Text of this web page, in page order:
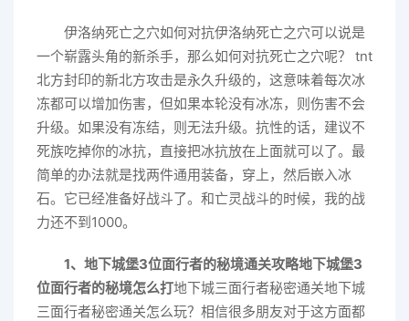
伊洛纳死亡之穴如何对抗伊洛纳死亡之穴可以说是
一个崭露头角的新杀手，那么如何对抗死亡之穴呢？ tnt
北方封印的新北方攻击是永久升级的，这意味着每次冰
冻都可以增加伤害，但如果本轮没有冰冻，则伤害不会
升级。如果没有冻结，则无法升级。抗性的话，建议不
死族吃掉你的冰抗，直接把冰抗放在上面就可以了。最
简单的办法就是找两件通用装备，穿上，然后嵌入冰
石。它已经准备好战斗了。和亡灵战斗的时候，我的战
力还不到1000。
1、地下城堡3位面行者的秘境通关攻略地下城堡3
位面行者的秘境怎么打地下城三面行者秘密通关地下城
三面行者秘密通关怎么玩？相信很多朋友对于这方面都